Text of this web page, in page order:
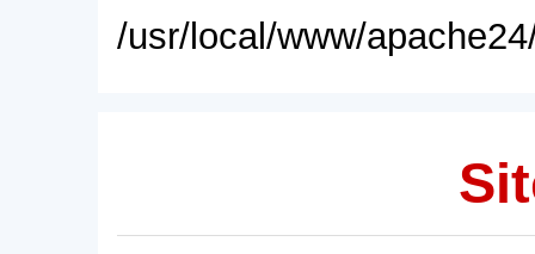
/usr/local/www/